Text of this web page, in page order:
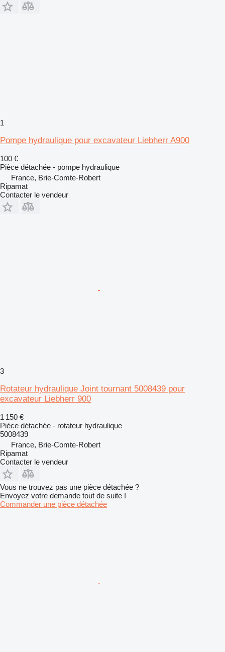
1
Pompe hydraulique pour excavateur Liebherr A900
100 €
Pièce détachée - pompe hydraulique
France, Brie-Comte-Robert
Ripamat
Contacter le vendeur
3
Rotateur hydraulique Joint tournant 5008439 pour
excavateur Liebherr 900
1 150 €
Pièce détachée - rotateur hydraulique
5008439
France, Brie-Comte-Robert
Ripamat
Contacter le vendeur
Vous ne trouvez pas une pièce détachée ?
Envoyez votre demande tout de suite !
Commander une pièce détachée